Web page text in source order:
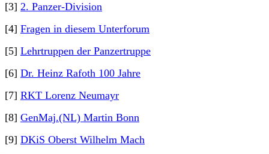
[3] 2. Panzer-Division
[4] Fragen in diesem Unterforum
[5] Lehrtruppen der Panzertruppe
[6] Dr. Heinz Rafoth 100 Jahre
[7] RKT Lorenz Neumayr
[8] GenMaj.(NL) Martin Bonn
[9] DKiS Oberst Wilhelm Mach